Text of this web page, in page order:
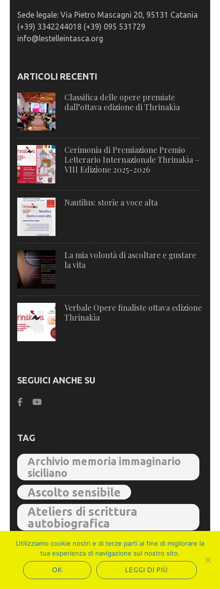
Sede legale: Via Pietro Mascagni 20, 95131 Catania
(+39) 3342244018 (+39) 095 531729
info@lestelleintasca.org
ARTICOLI RECENTI
Classifica delle opere premiate
dall’ottava edizione di Thrinakìa
Cerimonia di Premiazione Premio
Letterario Internazionale Thrinakìa –
VIII Edizione 2025-2026
Nautilus: storie a voce alta
La mia volontà di ascoltare e gustare
la vita
Verbale Opere finaliste ottava edizione
Thrinakìa
SEGUICI ANCHE SU
TAG
Archivio memoria immaginario
siciliano
Ascolto sensibile
Ateliers di scrittura
autobiografica
formazione Gruppo di lettura
Gruppo di scrittura Il maggio dei libri
News OdV Le Stelle in Tasca
Utilizziamo cookie nostri e di terze parti al fine di migliorare la
tua esperienza di navigazione sul nostro sito.
OK LEGGI DI PIÙ